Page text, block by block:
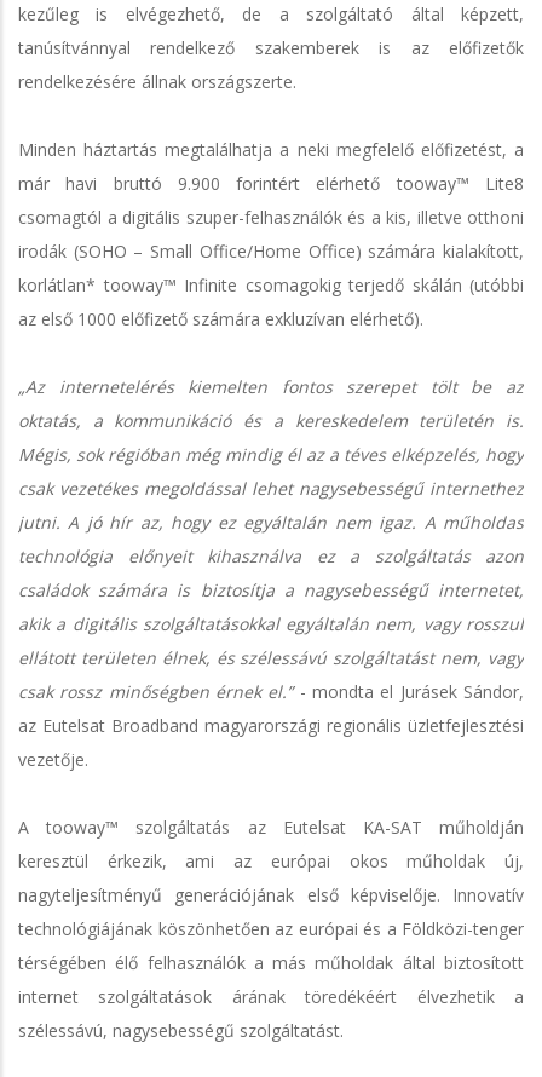
kezűleg is elvégezhető, de a szolgáltató által képzett,
tanúsítvánnyal rendelkező szakemberek is az előfizetők
rendelkezésére állnak országszerte.
Minden háztartás megtalálhatja a neki megfelelő előfizetést, a
már havi bruttó 9.900 forintért elérhető tooway™ Lite8
csomagtól a digitális szuper-felhasználók és a kis, illetve otthoni
irodák (SOHO – Small Office/Home Office) számára kialakított,
korlátlan* tooway™ Infinite csomagokig terjedő skálán (utóbbi
az első 1000 előfizető számára exkluzívan elérhető).
„Az internetelérés kiemelten fontos szerepet tölt be az
oktatás, a kommunikáció és a kereskedelem területén is.
Mégis, sok régióban még mindig él az a téves elképzelés, hogy
csak vezetékes megoldással lehet nagysebességű internethez
jutni. A jó hír az, hogy ez egyáltalán nem igaz. A műholdas
technológia előnyeit kihasználva ez a szolgáltatás azon
családok számára is biztosítja a nagysebességű internetet,
akik a digitális szolgáltatásokkal egyáltalán nem, vagy rosszul
ellátott területen élnek, és szélessávú szolgáltatást nem, vagy
csak rossz minőségben érnek el.”- mondta el Jurásek Sándor,
az Eutelsat Broadband magyarországi regionális üzletfejlesztési
vezetője.
A tooway™ szolgáltatás az Eutelsat KA-SAT műholdján
keresztül érkezik, ami az európai okos műholdak új,
nagyteljesítményű generációjának első képviselője. Innovatív
technológiájának köszönhetően az európai és a Földközi-tenger
térségében élő felhasználók a más műholdak által biztosított
internet szolgáltatások árának töredékéért élvezhetik a
szélessávú, nagysebességű szolgáltatást.